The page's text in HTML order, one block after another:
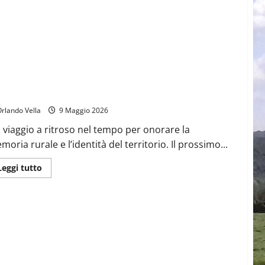
Vella 9 Maggio 2026
viaggio a ritroso nel tempo per onorare la
rurale e l’identità del territorio. Il prossimo...
tutto
di